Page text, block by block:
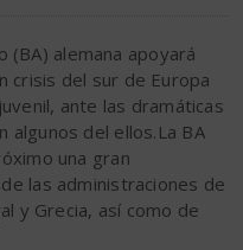
(BA) alemana apoyará
crisis del sur de Europa
ante las dramáticas
algunos del ellos.La BA
una gran
las administraciones de
y Grecia, así como de